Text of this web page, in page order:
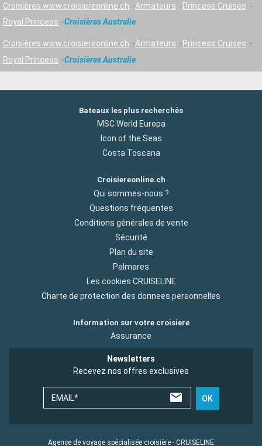
Croisières www.croisiereonline.ch Armateurs
Princess Cruises
Royal Princess
Croisières Australie
Croisières www.croisiereonline.ch Armateurs
Princess Cruises
Royal Princess
Croisières Australie
Bateaux les plus recherchés
MSC World Europa
Icon of the Seas
Costa Toscana
Croisiereonline.ch
Qui sommes-nous ?
Questions fréquentes
Conditions générales de vente
Sécurité
Plan du site
Palmares
Les cookies CRUISELINE
Charte de protection des donnees personnelles
Information sur votre croisiere
Assurance
Newsletters
Recevez nos offres exclusives
EMAIL* OK
Agence de voyage spécialisée croisière - CRUISELINE